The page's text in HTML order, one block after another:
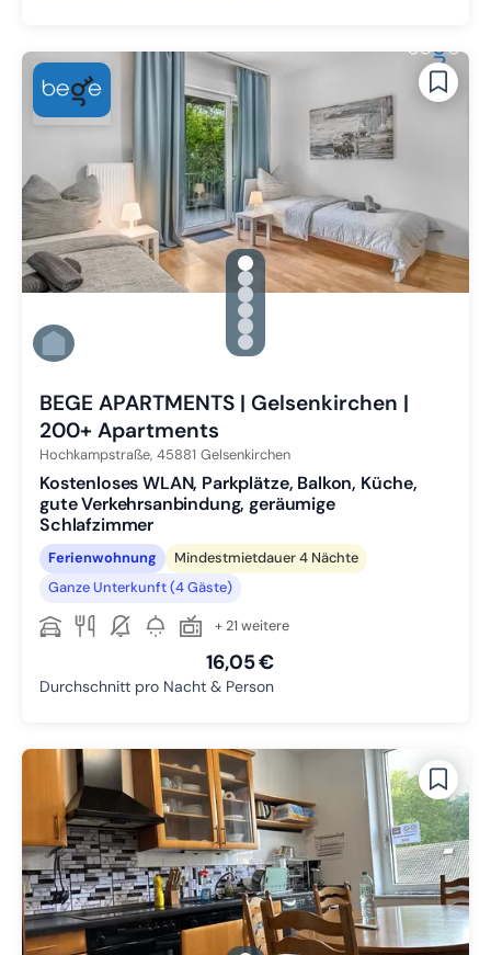
gallery.slide_selector
Zu Slide 1 wechseln
Zu Slide 2 wechseln
Zu Slide 3 wechseln
Zu Slide 4 wechseln
Zu Slide 5 wechseln
Zu Slide 6 wechseln
BEGE APARTMENTS | Gelsenkirchen |
200+ Apartments
Hochkampstraße, 45881 Gelsenkirchen
Kostenloses WLAN, Parkplätze, Balkon, Küche,
gute Verkehrsanbindung, geräumige
Schlafzimmer
Ferienwohnung
Mindestmietdauer 4 Nächte
Ganze Unterkunft (4 Gäste)
+ 21 weitere
16,05 €
Durchschnitt pro Nacht & Person